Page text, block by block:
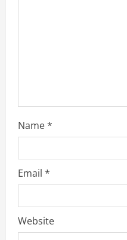
Name*
Email *
Website